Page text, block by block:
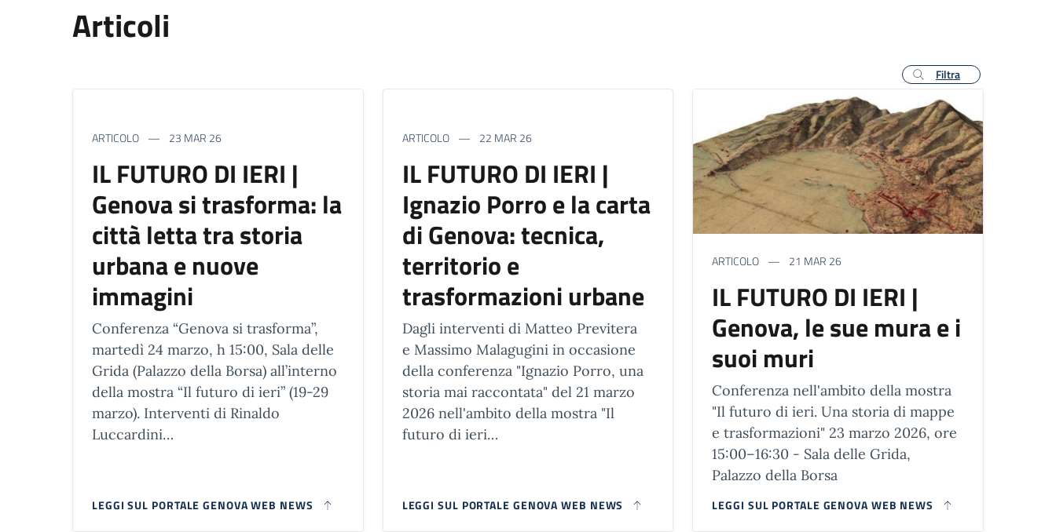
Articoli
Filtra
ARTICOLO 23 MAR 26
IL FUTURO DI IERI |
Genova si trasforma: la
città letta tra storia
urbana e nuove
immagini
Conferenza “Genova si trasforma”,
martedì 24 marzo, h 15:00, Sala delle
Grida (Palazzo della Borsa) all’interno
della mostra “Il futuro di ieri” (19-29
marzo). Interventi di Rinaldo
Luccardini…
LEGGI SUL PORTALE GENOVA WEB NEWS
ARTICOLO 22 MAR 26
IL FUTURO DI IERI |
Ignazio Porro e la carta
di Genova: tecnica,
territorio e
trasformazioni urbane
Dagli interventi di Matteo Previtera
e Massimo Malagugini in occasione
della conferenza "Ignazio Porro, una
storia mai raccontata" del 21 marzo
2026 nell'ambito della mostra "Il
futuro di ieri…
LEGGI SUL PORTALE GENOVA WEB NEWS
ARTICOLO 21 MAR 26
IL FUTURO DI IERI |
Genova, le sue mura e i
suoi muri
Conferenza nell'ambito della mostra
"Il futuro di ieri. Una storia di mappe
e trasformazioni" 23 marzo 2026, ore
15:00–16:30 - Sala delle Grida,
Palazzo della Borsa
LEGGI SUL PORTALE GENOVA WEB NEWS